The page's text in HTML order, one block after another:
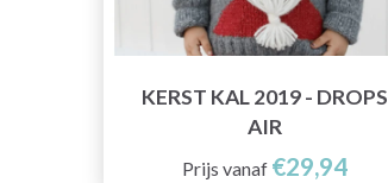
KERST KAL 2019 - DROPS
AIR
Prijs vanaf €29,94